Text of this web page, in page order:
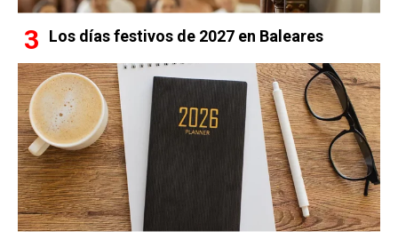
Los días festivos de 2027 en Baleares